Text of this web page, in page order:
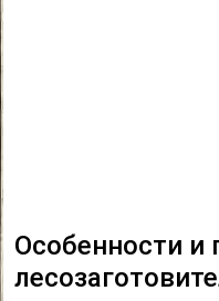
Особенности и